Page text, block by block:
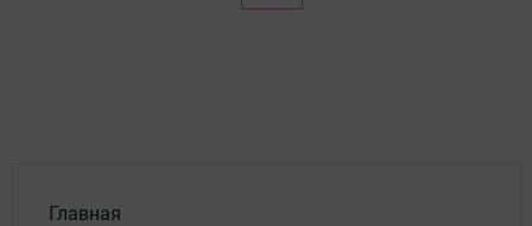
Главная